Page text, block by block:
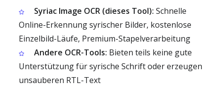
Syriac Image OCR (dieses Tool): Schnelle
Online-Erkennung syrischer Bilder, kostenlose
Einzelbild-Läufe, Premium-Stapelverarbeitung
Andere OCR-Tools: Bieten teils keine gute
Unterstützung für syrische Schrift oder erzeugen
unsauberen RTL-Text